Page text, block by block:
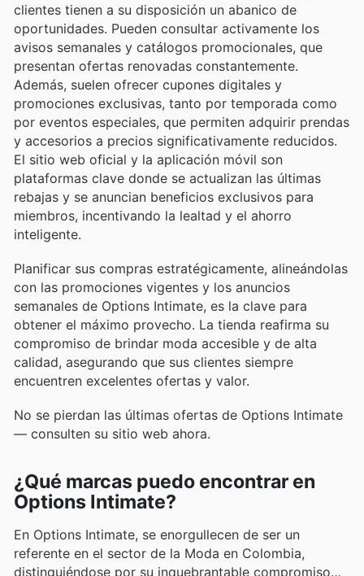
clientes tienen a su disposición un abanico de
oportunidades. Pueden consultar activamente los
avisos semanales y catálogos promocionales, que
presentan ofertas renovadas constantemente.
Además, suelen ofrecer cupones digitales y
promociones exclusivas, tanto por temporada como
por eventos especiales, que permiten adquirir prendas
y accesorios a precios significativamente reducidos.
El sitio web oficial y la aplicación móvil son
plataformas clave donde se actualizan las últimas
rebajas y se anuncian beneficios exclusivos para
miembros, incentivando la lealtad y el ahorro
inteligente.
Planificar sus compras estratégicamente, alineándolas
con las promociones vigentes y los anuncios
semanales de Options Intimate, es la clave para
obtener el máximo provecho. La tienda reafirma su
compromiso de brindar moda accesible y de alta
calidad, asegurando que sus clientes siempre
encuentren excelentes ofertas y valor.
No se pierdan las últimas ofertas de Options Intimate
— consulten su sitio web ahora.
¿Qué marcas puedo encontrar en
Options Intimate?
En Options Intimate, se enorgullecen de ser un
referente en el sector de la Moda en Colombia,
distinguiéndose por su inquebrantable compromiso